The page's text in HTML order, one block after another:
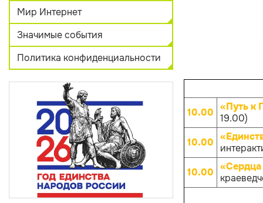
Мир Интернет
Значимые события
Политика конфиденциальности
10.00 «Путь к
19.00)
10.00
10.00 «Сердца